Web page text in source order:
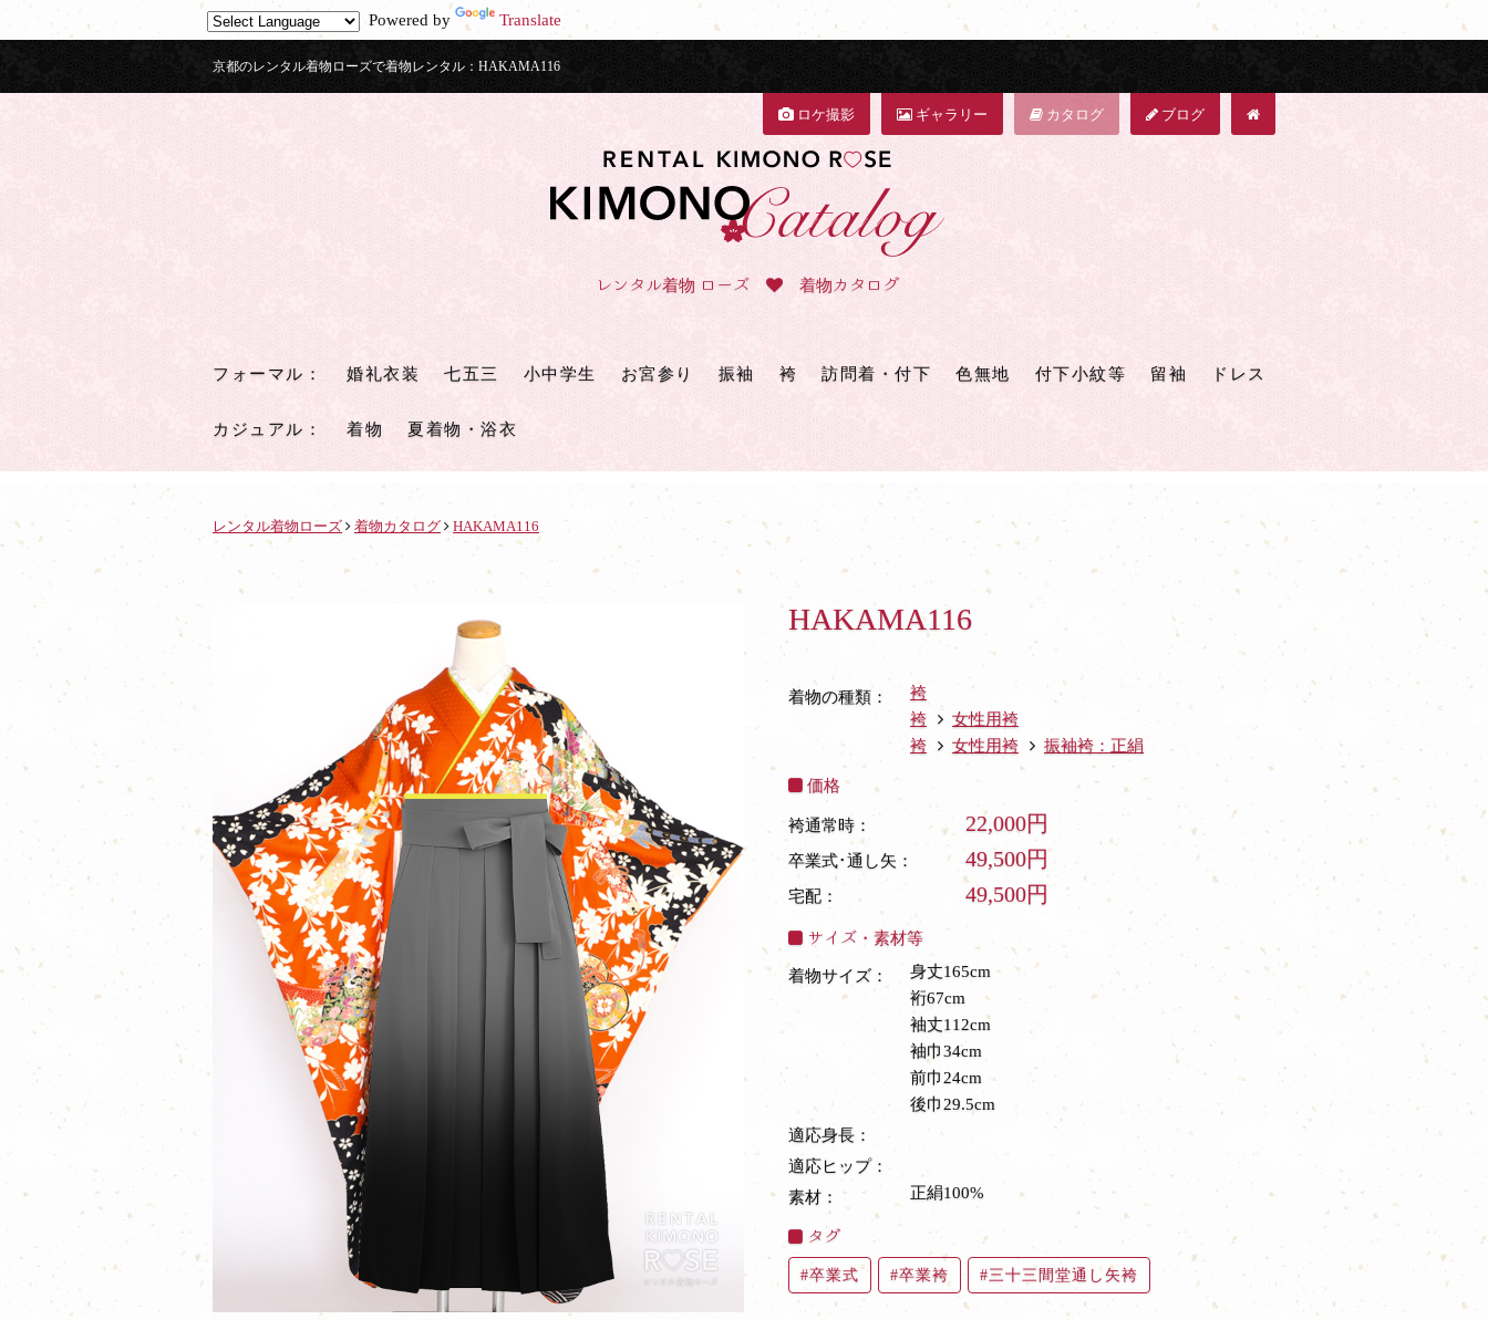
Powered by Translate
京都のレンタル着物ローズで着物レンタル：HAKAMA116
ロケ撮影 ギャラリー カタログ ブログ
レンタル着物 ローズ 着物カタログ
フォーマル ： 婚礼衣装 七五三 小中学生 お宮参り 振袖 袴 訪問着・付下 色無地 付下小紋等 留袖 ドレス
カジュアル ： 着物 夏着物・浴衣
レンタル着物ローズ 着物カタログ HAKAMA116
HAKAMA116
着物の種類：
袴
袴
女性用袴
袴
女性用袴 振袖袴：正絹
価格
袴通常時： 22,000円
卒業式･通し矢： 49,500円
宅配： 49,500円
サイズ・素材等
着物サイズ：
身丈165cm
裄67cm
袖丈112cm
袖巾34cm
前巾24cm
後巾29.5cm
適応身長：
適応ヒップ：
素材：
正絹100%
タグ
卒業式 卒業袴 三十三間堂通し矢袴